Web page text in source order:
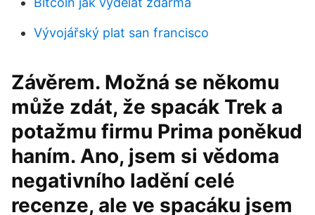
Vývojářský plat san francisco
Závěrem. Možná se někomu
může zdát, že spacák Trek a
potažmu firmu Prima poněkud
haním. Ano, jsem si vědoma
negativního ladění celé
recenze, ale ve spacáku jsem